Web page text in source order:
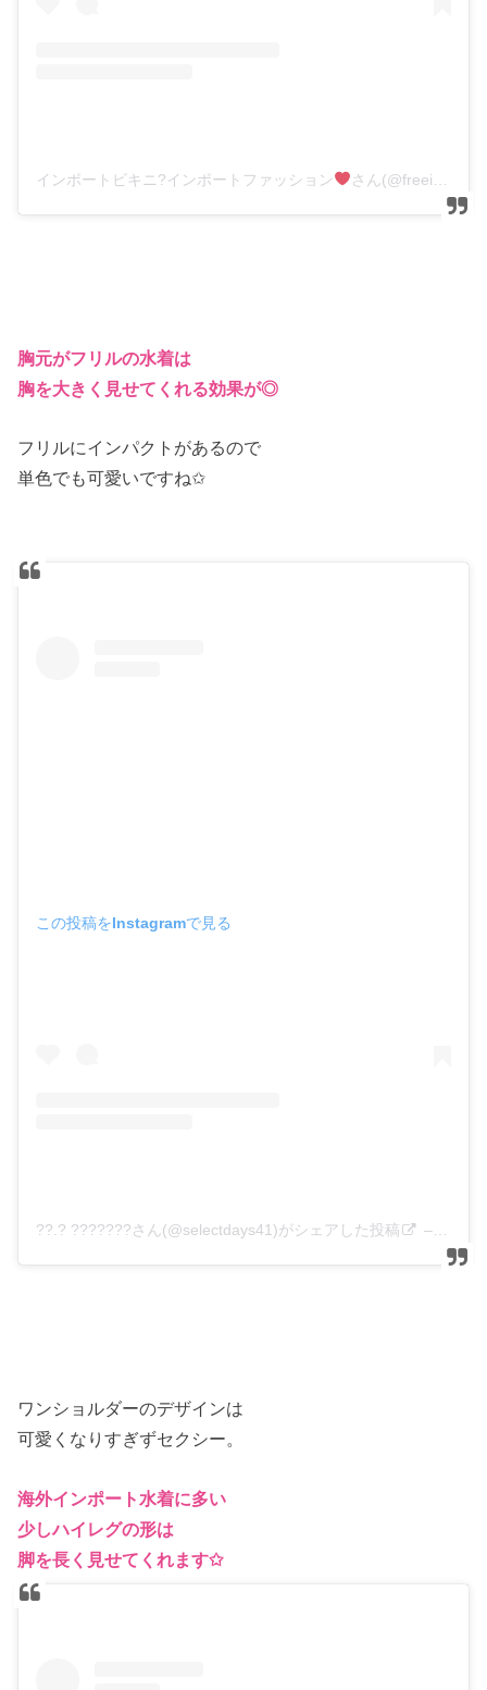
インポートビキニ?インポートファッション さん(@freeimportshop)がシェアした投稿
胸元がフリルの水着は
胸を大きく見せてくれる効果が◎
フリルにインパクトがあるので
単色でも可愛いですね✩
この投稿をInstagramで見る
??.? ???????さん(@selectdays41)がシェアした投稿 – 2019
ワンショルダーのデザインは
可愛くなりすぎずセクシー。
海外インポート水着に多い
少しハイレグの形は
脚を長く見せてくれます✩